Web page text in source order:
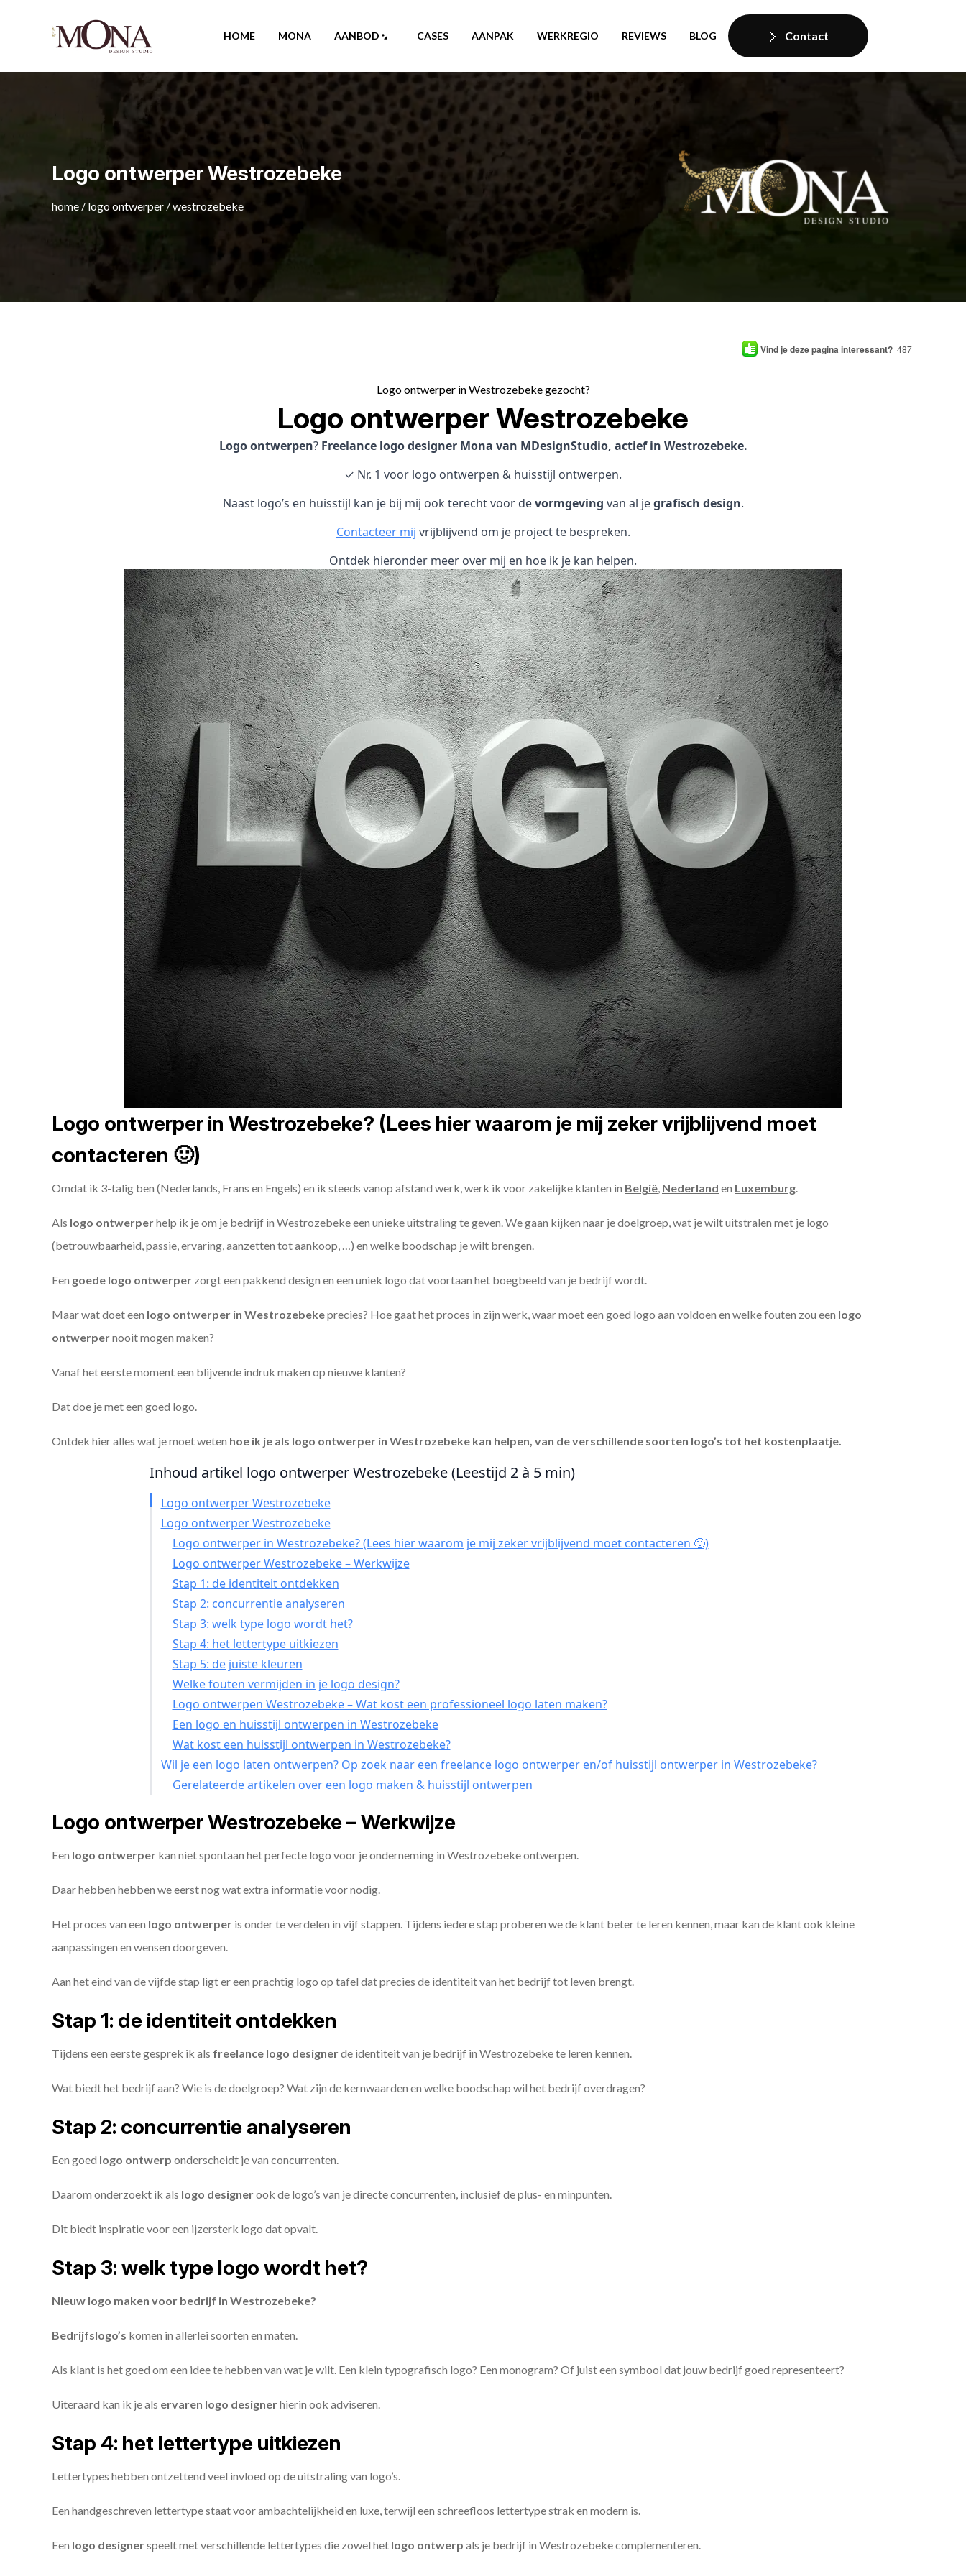
HOME MONA AANBOD CASES AANPAK WERKREGIO REVIEWS BLOG Contact
Logo ontwerper Westrozebeke
home / logo ontwerper /westrozebeke
Vind je deze pagina interessant? 487
Logo ontwerper in Westrozebeke gezocht?
Logo ontwerper Westrozebeke
Logo ontwerpen? Freelance logo designer Mona van MDesignStudio, actief in Westrozebeke.
✓ Nr. 1 voor logo ontwerpen & huisstijl ontwerpen.
Naast logo’s en huisstijl kan je bij mij ook terecht voor devormgeving van al jegrafisch design.
Contacteer mij vrijblijvend om je project te bespreken.
Ontdek hieronder meer over mij en hoe ik je kan helpen.
Logo ontwerper in Westrozebeke? (Lees hier waarom je mij zeker vrijblijvend moet
contacteren 🙂)
Omdat ik 3-talig ben (Nederlands, Frans en Engels) en ik steeds vanop afstand werk, werk ik voor zakelijke klanten in België, Nederland en Luxemburg.
Als logo ontwerperhelp ik je om je bedrijf in Westrozebeke een unieke uitstraling te geven. We gaan kijken naar je doelgroep, wat je wilt uitstralen met je logo
(betrouwbaarheid, passie, ervaring, aanzetten tot aankoop, …) en welke boodschap je wilt brengen.
Een goede logo ontwerper zorgt een pakkend design en een uniek logo dat voortaan het boegbeeld van je bedrijf wordt.
Maar wat doet een logo ontwerper in Westrozebekeprecies? Hoe gaat het proces in zijn werk, waar moet een goed logo aan voldoen en welke fouten zou een logo
ontwerpernooit mogen maken?
Vanaf het eerste moment een blijvende indruk maken op nieuwe klanten?
Dat doe je met een goed logo.
Ontdek hier alles wat je moet weten hoe ik je als logo ontwerper in Westrozebeke kan helpen, van de verschillende soorten logo’s tot het kostenplaatje.
Inhoud artikel logo ontwerper Westrozebeke (Leestijd 2 à 5 min)
Logo ontwerper Westrozebeke
Logo ontwerper Westrozebeke
Logo ontwerper in Westrozebeke? (Lees hier waarom je mij zeker vrijblijvend moet contacteren 🙂)
Logo ontwerper Westrozebeke – Werkwijze
Stap 1: de identiteit ontdekken
Stap 2: concurrentie analyseren
Stap 3: welk type logo wordt het?
Stap 4: het lettertype uitkiezen
Stap 5: de juiste kleuren
Welke fouten vermijden in je logo design?
Logo ontwerpen Westrozebeke – Wat kost een professioneel logo laten maken?
Een logo en huisstijl ontwerpen in Westrozebeke
Wat kost een huisstijl ontwerpen in Westrozebeke?
Wil je een logo laten ontwerpen? Op zoek naar een freelance logo ontwerper en/of huisstijl ontwerper in Westrozebeke?
Gerelateerde artikelen over een logo maken & huisstijl ontwerpen
Logo ontwerper Westrozebeke – Werkwijze
Een logo ontwerper kan niet spontaan het perfecte logo voor je onderneming in Westrozebeke ontwerpen.
Daar hebben hebben we eerst nog wat extra informatie voor nodig.
Het proces van een logo ontwerper is onder te verdelen in vijf stappen. Tijdens iedere stap proberen we de klant beter te leren kennen, maar kan de klant ook kleine
aanpassingen en wensen doorgeven.
Aan het eind van de vijfde stap ligt er een prachtig logo op tafel dat precies de identiteit van het bedrijf tot leven brengt.
Stap 1: de identiteit ontdekken
Tijdens een eerste gesprek ik als freelance logo designerde identiteit van je bedrijf in Westrozebeke te leren kennen.
Wat biedt het bedrijf aan? Wie is de doelgroep? Wat zijn de kernwaarden en welke boodschap wil het bedrijf overdragen?
Stap 2: concurrentie analyseren
Een goed logo ontwerp onderscheidt je van concurrenten.
Daarom onderzoekt ik als logo designerook de logo’s van je directe concurrenten, inclusief de plus- en minpunten.
Dit biedt inspiratie voor een ijzersterk logo dat opvalt.
Stap 3: welk type logo wordt het?
Nieuw logo maken voor bedrijf in Westrozebeke?
Bedrijfslogo’s komen in allerlei soorten en maten.
Als klant is het goed om een idee te hebben van wat je wilt. Een klein typografisch logo? Een monogram? Of juist een symbool dat jouw bedrijf goed representeert?
Uiteraard kan ik je als ervaren logo designerhierin ook adviseren.
Stap 4: het lettertype uitkiezen
Lettertypes hebben ontzettend veel invloed op de uitstraling van logo’s.
Een handgeschreven lettertype staat voor ambachtelijkheid en luxe, terwijl een schreefloos lettertype strak en modern is.
Een logo designerspeelt met verschillende lettertypes die zowel het logo ontwerp als je bedrijf in Westrozebeke complementeren.